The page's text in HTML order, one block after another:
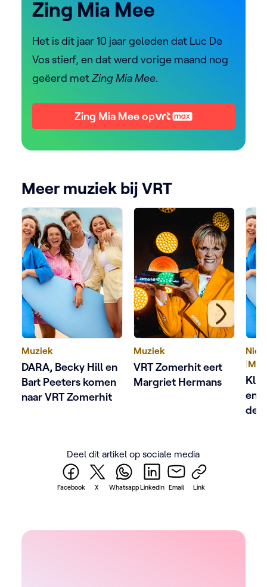
Zing Mia Mee
Het is dit jaar 10 jaar geleden dat Luc De
Vos stierf, en dat werd vorige maand nog
geëerd metZing Mia Mee.
Zing Mia Mee op
Meer muziek bij VRT
Muziek
DARA, Becky Hill en
Bart Peeters komen
naar VRT Zomerhit
Muziek
VRT Zomerhit eert
Margriet Hermans
|
en
de
Deel dit artikel op sociale media
Facebook X WhatsappLinkedIn Email Link